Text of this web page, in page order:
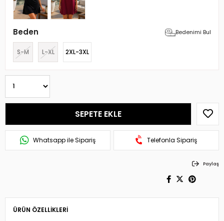
Beden Bedenimi Bul
S-M L-XL 2XL-3XL
Whatsapp ile Sipariş Telefonla Sipariş
Paylaş
ÜRÜN ÖZELLIKLERI